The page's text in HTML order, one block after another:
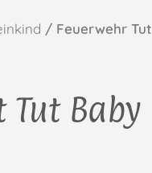
/ Feuerwehr Tut
Tut Baby